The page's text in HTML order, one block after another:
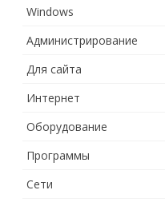
Windows
Администрирование
Для сайта
Интернет
Оборудование
Программы
Сети